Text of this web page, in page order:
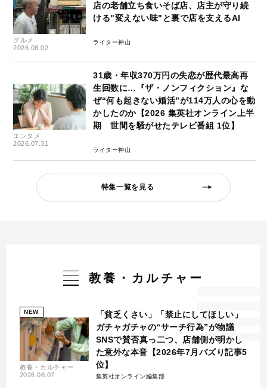
グルメ
2026.08.02
店の老舗立ち食いそば店、店主が守り続
ける"変えない味"と裏で店を支えるAI
ライター神山
エンタメ
2026.07.31
31歳・年収370万円の失恋が歴代最高再
生回数に…『ザ・ノンフィクション』な
ぜ“何も起きない婚活”が114万人の心を動
かしたのか【2026 集英社オンライン上半
期 世間を騒がせたテレビ番組 1位】
ライター神山
特集一覧を見る
教養・カルチャー
NEW
教養・カルチャー
2026.08.07
「貧乏くさい」「禁止にしてほしい」
ガチャガチャの“サーチ行為”が物議
SNSで賛否真っ二つ、店舗側が明かし
た意外な本音【2026年7月バズり記事5
位】
集英社オンライン編集部